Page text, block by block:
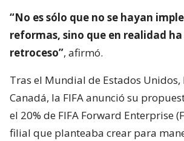
“No es sólo que no se hayan
reformas, sino que en realidad
retroceso”, afirmó.
Tras el Mundial de Estados Unidos,
Canadá, la FIFA anunció su
el 20% de FIFA Forward Enterprise
filial que planteaba crear para